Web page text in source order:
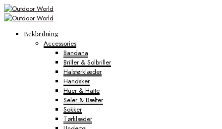
Beklædning
Accessories
Bandana
Briller & Solbriller
Halstørklæder
Handsker
Huer & Hatte
Seler & Bælter
Sokker
Tørklæder